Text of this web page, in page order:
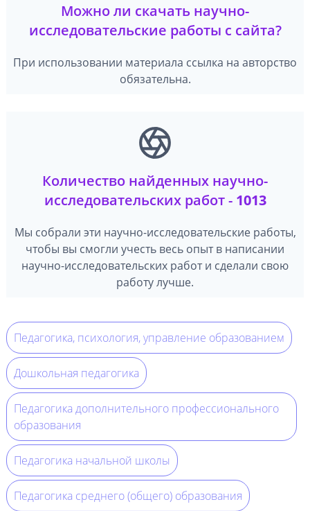
Можно ли скачать научно-
исследовательские работы с сайта?
При использовании материала ссылка на авторство
обязательна.
Количество найденных научно-
исследовательских работ - 1013
Мы собрали эти научно-исследовательские работы,
чтобы вы смогли учесть весь опыт в написании
научно-исследовательских работ и сделали свою
работу лучше.
Педагогика, психология, управление образованием
Дошкольная педагогика
Педагогика дополнительного профессионального
образования
Педагогика начальной школы
Педагогика среднего (общего) образования